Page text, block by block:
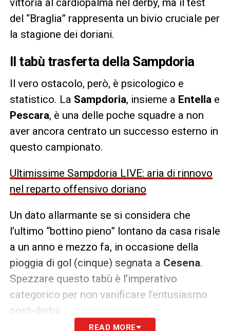
del “Braglia” rappresenta un bivio cruciale per
la stagione dei doriani.
Il tabù trasferta della Sampdoria
Il vero ostacolo, però, è psicologico e
statistico. La Sampdoria, insieme a Entella e
Pescara, è una delle poche squadre a non
aver ancora centrato un successo esterno in
questo campionato.
Ultimissime Sampdoria LIVE: aria di rinnovo
nel reparto offensivo doriano
Un dato allarmante se si considera che
l’ultimo “bottino pieno” lontano da casa risale
a un anno e mezzo fa, in occasione della
pioggia di gol (cinque) segnata a Cesena.
Spezzare questo tabù è l’imperativo
categorico per non vanificare l’entusiasmo
post-derby.
READ MORE